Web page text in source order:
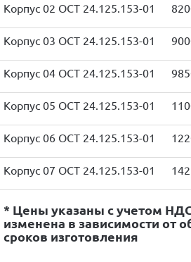
Корпус 02 ОСТ 24.125.153-01
Корпус 03 ОСТ 24.125.153-01
Корпус 04 ОСТ 24.125.153-01
Корпус 05 ОСТ 24.125.153-01
Корпус 06 ОСТ 24.125.153-01
Корпус 07 ОСТ 24.125.153-01
* Цены указаны с учетом
изменена в зависимости от
сроков изготовления